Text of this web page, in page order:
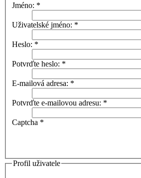
Jméno: *
Uživatelské jméno: *
Heslo: *
Potvrďte heslo: *
E-mailová adresa: *
Potvrďte e-mailovou adresu: *
Captcha *
Profil uživatele